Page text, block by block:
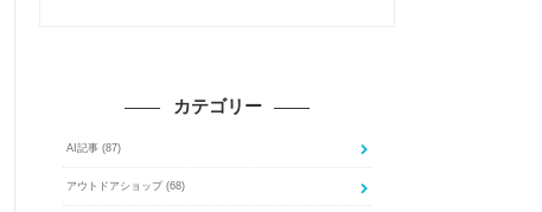
カテゴリー
AI記事 (87)
アウトドアショップ (68)